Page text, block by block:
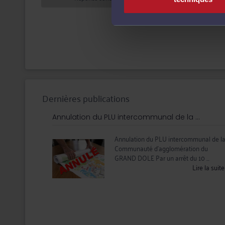
Dernières publications
Annulation du PLU intercommunal de la ...
Annulation du PLU intercommunal de la
Communauté d’agglomération du
GRAND DOLE Par un arrêt du 10 ...
Lire la suite